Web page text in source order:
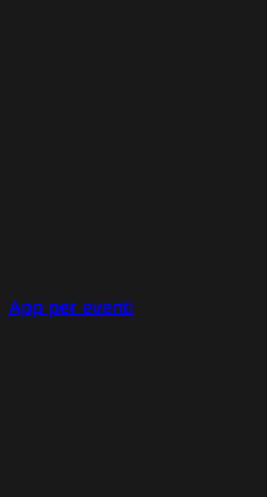
App per eventi